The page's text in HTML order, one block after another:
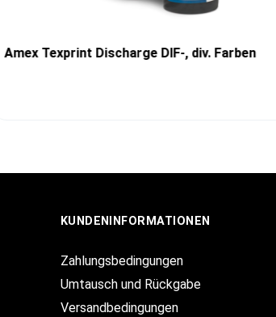
Amex Texprint Discharge DIF-, div. Farben
KUNDENINFORMATIONEN
Zahlungsbedingungen
Umtausch und Rückgabe
Versandbedingungen